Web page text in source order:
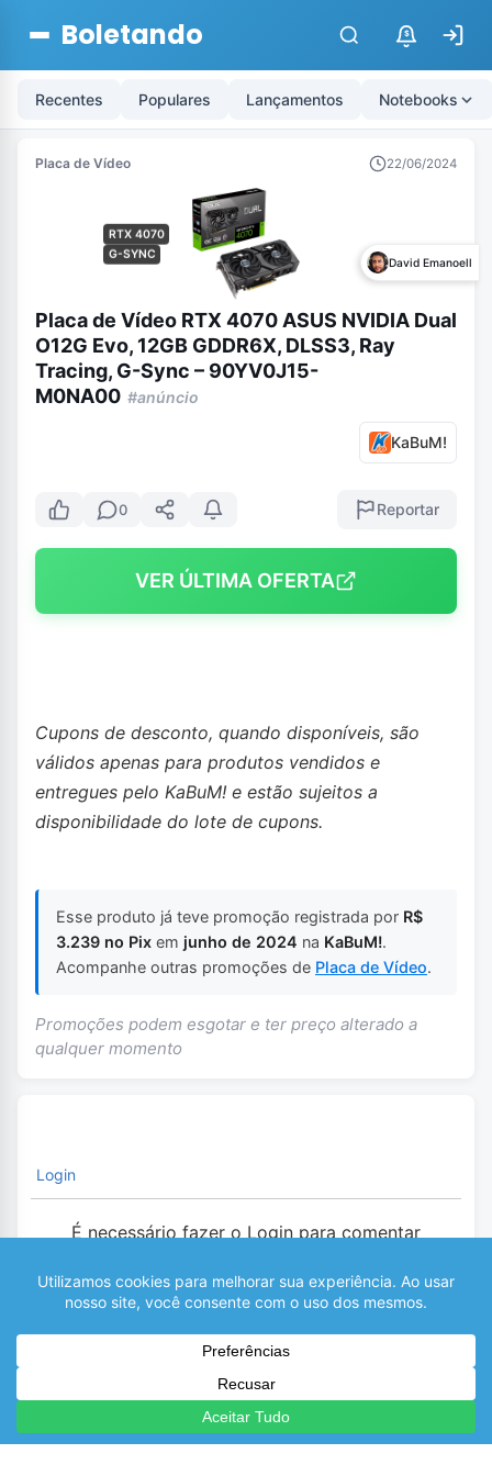
Boletando $
Recentes Populares Lançamentos Notebooks
Placa de Vídeo 22/06/2024
RTX 4070
G-SYNC
David Emanoell
Placa de Vídeo RTX 4070 ASUS NVIDIA Dual
O12G Evo, 12GB GDDR6X, DLSS3, Ray
Tracing, G-Sync – 90YV0J15-
M0NA00 #anúncio
KaBuM!
0 Reportar
VER ÚLTIMA OFERTA
Cupons de desconto, quando disponíveis, são
válidos apenas para produtos vendidos e
entregues pelo KaBuM! e estão sujeitos a
disponibilidade do lote de cupons.
Esse produto já teve promoção registrada por R$
3.239 no Pix em junho de 2024 na KaBuM!.
Acompanhe outras promoções de Placa de Vídeo.
Promoções podem esgotar e ter preço alterado a
qualquer momento
Login
É necessário fazer o Login para comentar
0 COMENTÁRIOS